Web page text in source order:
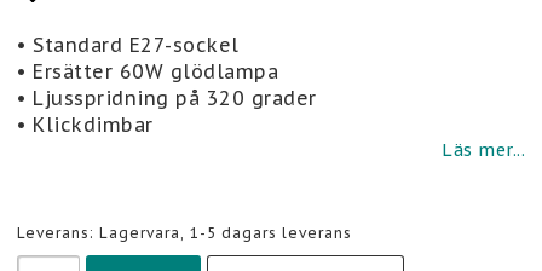
Lägg till i favoritlistan
• Standard E27-sockel
• Ersätter 60W glödlampa
• Ljusspridning på 320 grader
• Klickdimbar
Läs mer...
Leverans: Lagervara, 1-5 dagars leverans